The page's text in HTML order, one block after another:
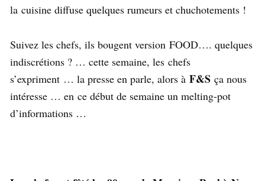
la cuisine diffuse quelques rumeurs et chuchotements !
Suivez les chefs, ils bougent version FOOD…. quelques
indiscrétions ? … cette semaine, les chefs
s’expriment … la presse en parle, alors à F&S ça nous
intéresse … en ce début de semaine un melting-pot
d’informations …